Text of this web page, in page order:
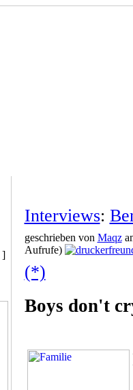
]
Interviews:
geschrieben von Maqz
Aufrufe)
(*)
Boys don't